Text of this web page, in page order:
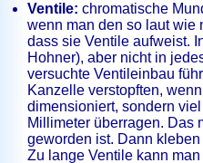
Ventile: chromatische
wenn man den so laut wie
dass sie Ventile aufweist.
Hohner), aber nicht in
versuchte Ventileinbau
Kanzelle verstopften,
dimensioniert, sondern
Millimeter überragen. Das
geworden ist. Dann
Zu lange Ventile kann